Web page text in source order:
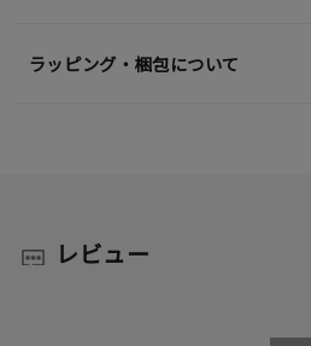
ラッピング・梱包について
レビュー